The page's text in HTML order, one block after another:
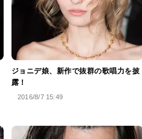
ジョニデ娘、新作で抜群の歌唱力を披
露！
2016/8/7 15:49